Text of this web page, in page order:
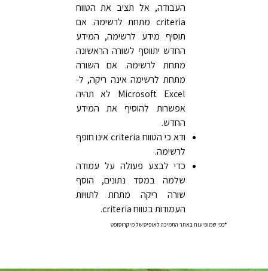
העבודה, אל תציב את הטווח
criteria מתחת לרשימה. אם
תוסיף מידע לרשימה, המידע
החדש יתווסף לשורה הראשונה
מתחת לרשימה. אם השורה
מתחת לרשימה אינה ריקה, ל-
Microsoft Excel לא תהיה
אפשרות להוסיף את המידע
החדש.
ודא כי הטווח criteria אינו חופף
לרשימה.
כדי לבצע פעולה על עמודה
שלמה במסד נתונים, הוסף
שורה ריקה מתחת לתוויות
העמודות בטווח criteria.
*כפי שמופיעות באתר התמיכה לאופיס של מיקרוסופט